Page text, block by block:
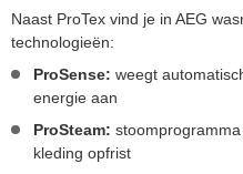
Naast ProTex vind je in AEG
technologieën:
ProSense: weegt
energie aan
ProSteam:
kleding opfrist